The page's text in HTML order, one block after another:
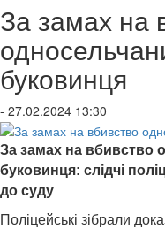
За замах на
буковинця
- 27.02.2024 13:30
За замах на вбивство
буковинця: слідчі
до суду
Поліцейські зібрали